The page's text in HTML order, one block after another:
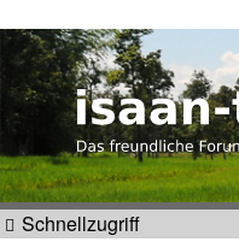
Thailand &
Das freundliche Forum
Schnellzugriff